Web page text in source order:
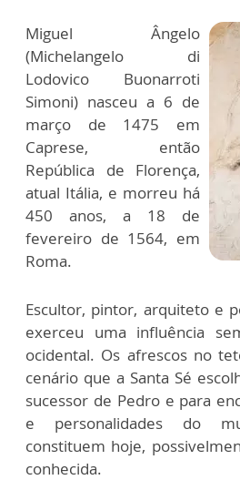
Miguel Ângelo
(Michelangelo di
Lodovico Buonarroti
Simoni) nasceu a 6 de
março de 1475 em
Caprese, então
República de Florença,
atual Itália, e morreu há
450 anos, a 18 de
fevereiro de 1564, em
Roma.
Escultor, pintor, arquiteto e
exerceu uma influência
ocidental. Os afrescos no
cenário que a Santa Sé
sucessor de Pedro e para
e personalidades do
constituem hoje,
conhecida.